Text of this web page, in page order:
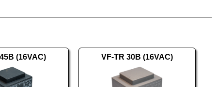
(16VAC) VF-TR 30B (16VAC)